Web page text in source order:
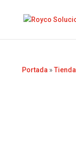
Portada » Tienda